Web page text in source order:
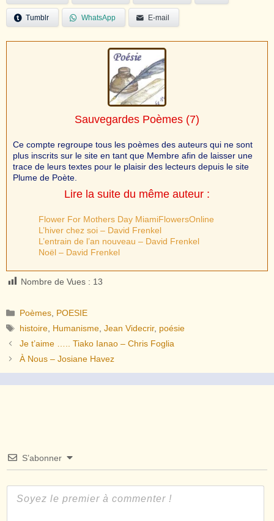
Tumblr WhatsApp E-mail
Sauvegardes Poèmes (7)
Ce compte regroupe tous les poèmes des auteurs qui ne sont
plus inscrits sur le site en tant que Membre afin de laisser une
trace de leurs textes pour le plaisir des lecteurs depuis le site
Plume de Poète.
Lire la suite du même auteur :
Flower For Mothers Day MiamiFlowersOnline
L’hiver chez soi – David Frenkel
L’entrain de l’an nouveau – David Frenkel
Noël – David Frenkel
Nombre de Vues : 13
Catégories
Poèmes POESIE
Étiquettes
histoire Humanisme ,Jean Videcrir, poésie
Je t’aime ….. Tiako Ianao – Chris Foglia
À Nous – Josiane Havez
S’abonner